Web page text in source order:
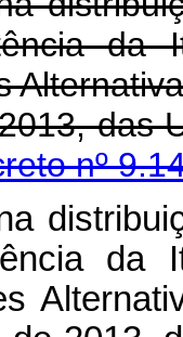
da
das
nº
da